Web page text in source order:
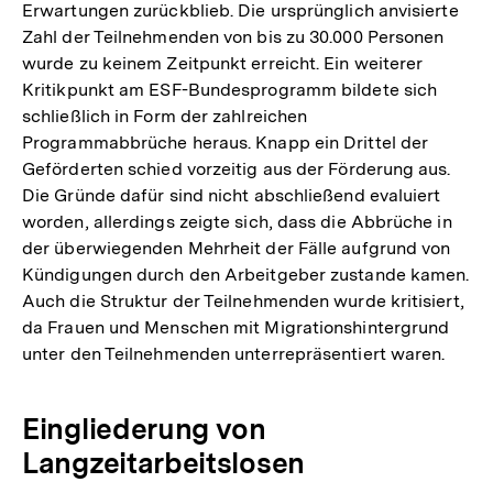
Erwartungen zurückblieb. Die ursprünglich anvisierte
Zahl der Teilnehmenden von bis zu 30.000 Personen
wurde zu keinem Zeitpunkt erreicht. Ein weiterer
Kritikpunkt am ESF-Bundesprogramm bildete sich
schließlich in Form der zahlreichen
Programmabbrüche heraus. Knapp ein Drittel der
Geförderten schied vorzeitig aus der Förderung aus.
Die Gründe dafür sind nicht abschließend evaluiert
worden, allerdings zeigte sich, dass die Abbrüche in
der überwiegenden Mehrheit der Fälle aufgrund von
Kündigungen durch den Arbeitgeber zustande kamen.
Auch die Struktur der Teilnehmenden wurde kritisiert,
da Frauen und Menschen mit Migrationshintergrund
unter den Teilnehmenden unterrepräsentiert waren.
Eingliederung von
Langzeitarbeitslosen